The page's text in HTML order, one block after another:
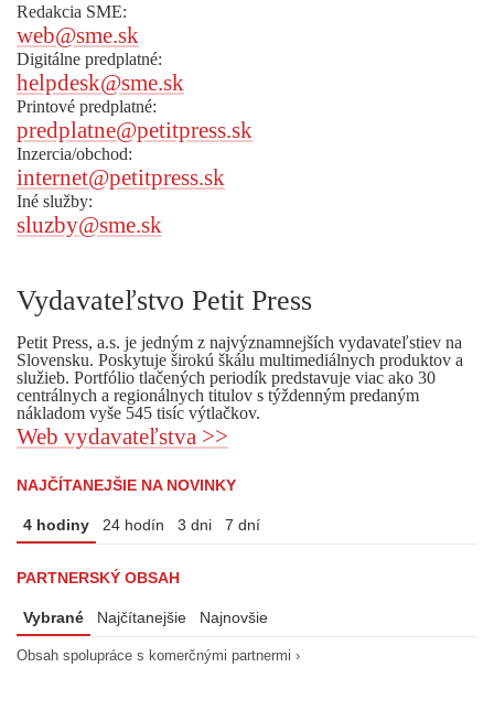
Redakcia SME:
web@sme.sk
Digitálne predplatné:
helpdesk@sme.sk
Printové predplatné:
predplatne@petitpress.sk
Inzercia/obchod:
internet@petitpress.sk
Iné služby:
sluzby@sme.sk
Vydavateľstvo Petit Press
Petit Press, a.s. je jedným z najvýznamnejších vydavateľstiev na
Slovensku. Poskytuje širokú škálu multimediálnych produktov a
služieb. Portfólio tlačených periodík predstavuje viac ako 30
centrálnych a regionálnych titulov s týždenným predaným
nákladom vyše 545 tisíc výtlačkov.
Web vydavateľstva >>
NAJČÍTANEJŠIE NA NOVINKY
4 hodiny 24 hodín 3 dni 7 dní
PARTNERSKÝ OBSAH
Vybrané Najčítanejšie Najnovšie
Obsah spolupráce s komerčnými partnermi ›